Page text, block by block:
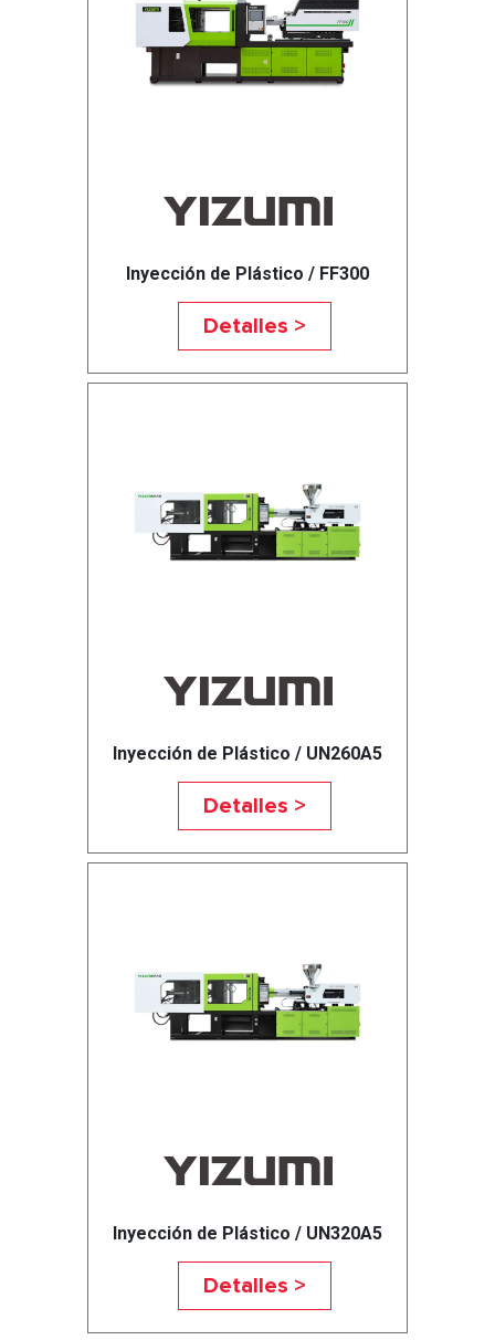
Inyección de Plástico / FF300
Detalles >
Inyección de Plástico / UN260A5
Detalles >
Inyección de Plástico / UN320A5
Detalles >